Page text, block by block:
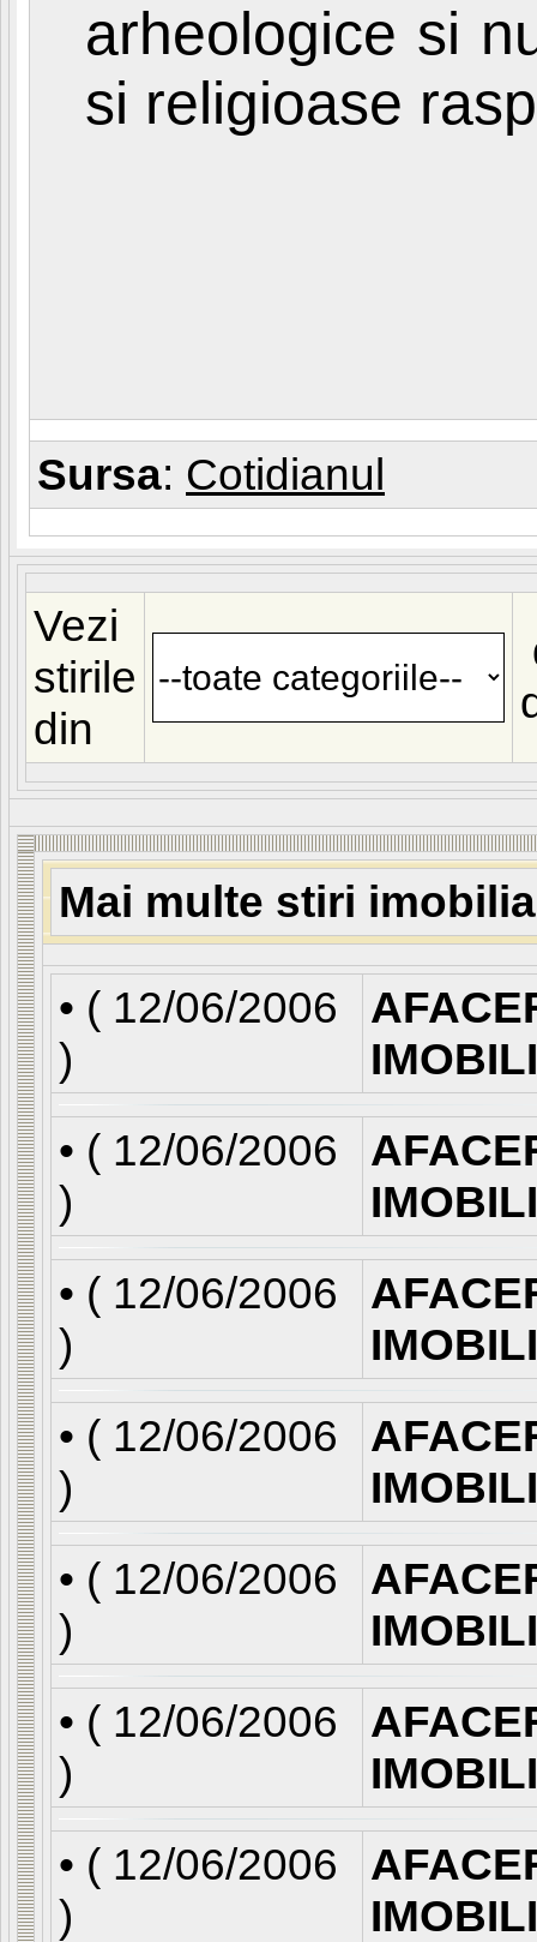
arheologice si
si religioase
Sursa: Cotidianul
Vezi
stirile
din
Mai multe stiri
• ( 12/06/2006
)
• ( 12/06/2006
)
• ( 12/06/2006
)
• ( 12/06/2006
)
• ( 12/06/2006
)
• ( 12/06/2006
)
• ( 12/06/2006
)